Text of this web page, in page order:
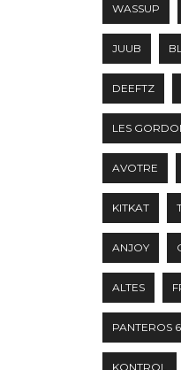
WASSUP
JUUB
DEEFTZ
LES
AVOTRE
KITKAT
ANJOY
ALTES
PANTEROS
KONTROL